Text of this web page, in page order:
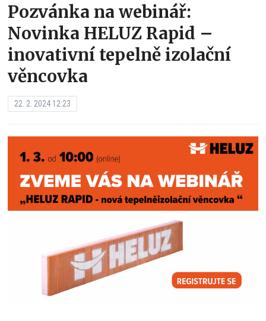
Pozvánka na webinář:
Novinka HELUZ Rapid –
inovativní tepelně izolační
věncovka
22. 2. 2024 12:23